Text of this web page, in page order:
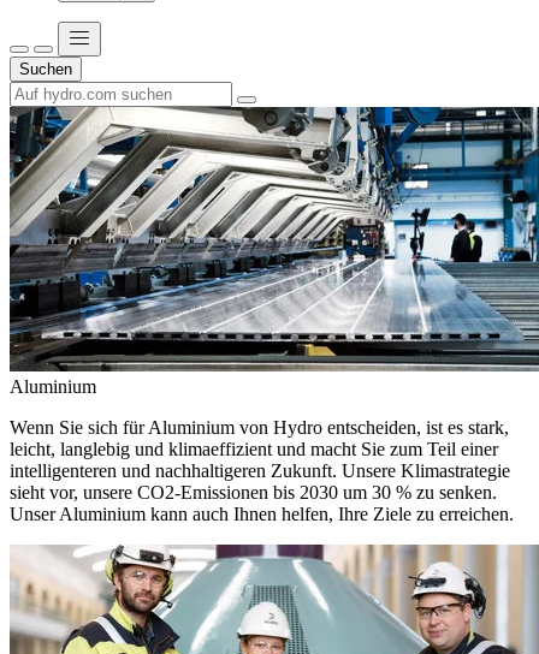
Suchen
Aluminium
Wenn Sie sich für Aluminium von Hydro entscheiden, ist es stark,
leicht, langlebig und klimaeffizient und macht Sie zum Teil einer
intelligenteren und nachhaltigeren Zukunft. Unsere Klimastrategie
sieht vor, unsere CO2-Emissionen bis 2030 um 30 % zu senken.
Unser Aluminium kann auch Ihnen helfen, Ihre Ziele zu erreichen.